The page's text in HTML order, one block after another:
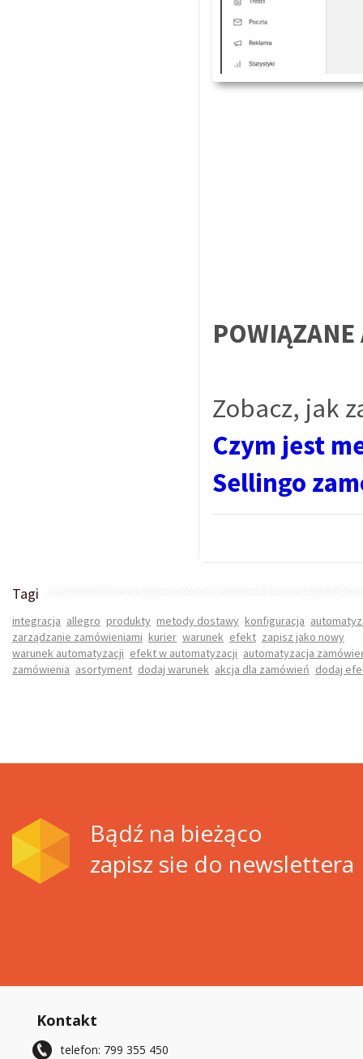
POWIĄZANE
Zobacz, jak
Czym jest
Sellingo
Tagi
integracja allegro produkty metody dostawy konfiguracja
zarządzanie zamówieniami kurier warunek efekt zapisz jako nowy
warunek automatyzacji efekt w automatyzacji automatyzacja
zamówienia asortyment dodaj warunek akcja dla zamówień dodaj
Bądź na bieżąco
zapisz sie do newslettera
Kontakt
telefon: 799 355 450